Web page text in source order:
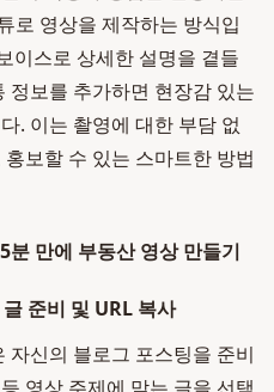
로 영상을 제작하는 방식입
이스로 상세한 설명을 곁들
정보를 추가하면 현장감 있는
. 이는 촬영에 대한 부담 없
보할 수 있는 스마트한 방법
만에 부동산 영상 만들기
준비 및 URL 복사
자신의 블로그 포스팅을 준비